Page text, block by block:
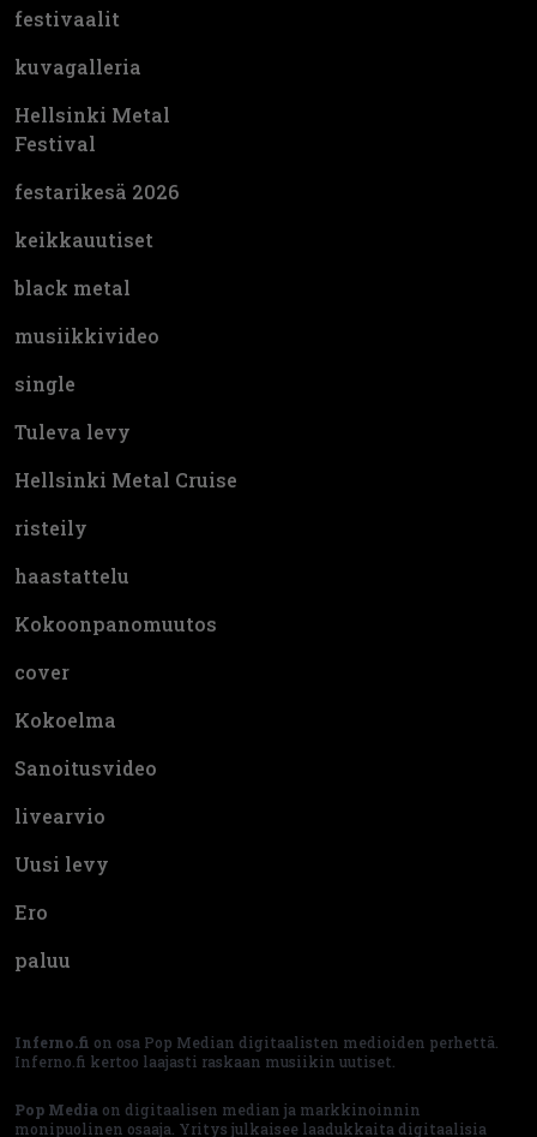
festivaalit
kuvagalleria
Hellsinki Metal
Festival
festarikesä 2026
keikkauutiset
black metal
musiikkivideo
single
Tuleva levy
Hellsinki Metal Cruise
risteily
haastattelu
Kokoonpanomuutos
cover
Kokoelma
Sanoitusvideo
livearvio
Uusi levy
Ero
paluu
Inferno.fi on osa Pop Median digitaalisten medioiden perhettä.
Inferno.fi kertoo laajasti raskaan musiikin uutiset.
Pop Media on digitaalisen median ja markkinoinnin
monipuolinen osaaja. Yritys julkaisee laadukkaita digitaalisia